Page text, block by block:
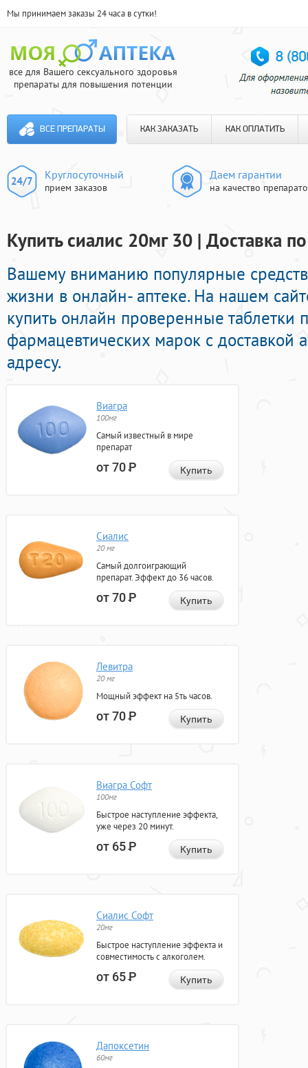
Мы принимаем заказы 24 часа в сутки!
все для Вашего сексуального здоровья
препараты для повышения потенции
ВСЕ ПРЕПАРАТЫ КАК ЗАКАЗАТЬ КАК ОПЛАТИТЬ
Круглосуточный
прием заказов
Даем гарантии
на качество
Купить сиалис 20мг 30 | Доставка
Вашему вниманию популярные
жизни в онлайн- аптеке. На нашем
купить онлайн проверенные таблетки
фармацевтических марок с доставкой
адресу.
Виагра
100мг
Самый известный в мире
препарат
от 70Р Купить
Сиалис
20 мг
Самый долгоиграющий
препарат. Эффект до 36 часов.
от 70Р Купить
Левитра
20 мг
Мощный эффект на 5ть часов.
от 70Р Купить
Виагра Софт
100мг
Быстрое наступление эффекта,
уже через 20 минут.
от 65Р Купить
Сиалис Софт
20мг
Быстрое наступление эффекта и
совместимость с алкоголем.
от 65Р Купить
Дапоксетин
60мг